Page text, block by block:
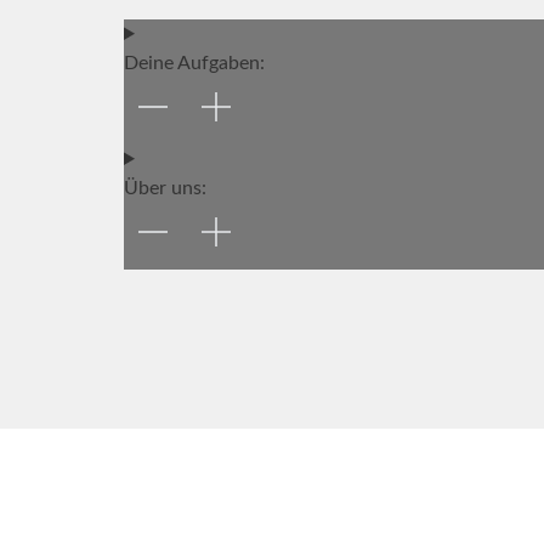
Deine Aufgaben:
Über uns: